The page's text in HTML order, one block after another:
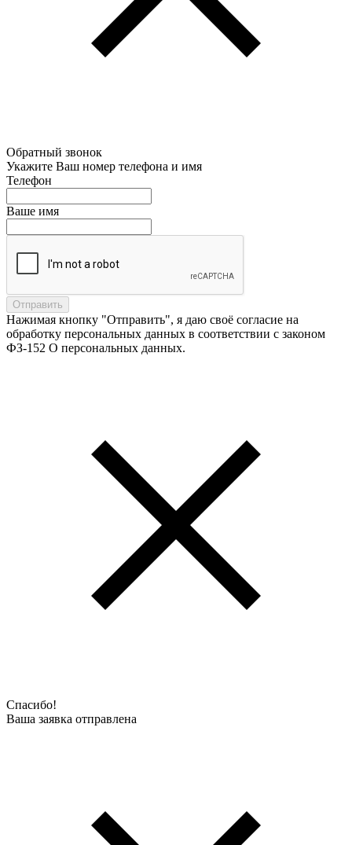
Обратный звонок
Укажите Ваш номер телефона и имя
Телефон
Ваше имя
Нажимая кнопку "Отправить", я даю своё согласие на
обработку персональных данных в соответствии с законом
ФЗ-152 О персональных данных.
Спасибо!
Ваша заявка отправлена